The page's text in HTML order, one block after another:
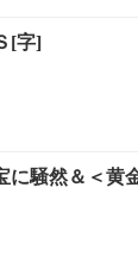
[字]
騒然＆＜黄